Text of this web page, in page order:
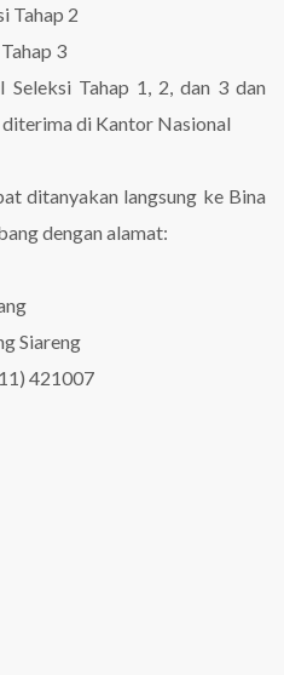
Tahap 2
3
Tahap 1, 2, dan 3 dan
di Kantor Nasional
ditanyakan langsung ke Bina
dengan alamat:
Siareng
421007